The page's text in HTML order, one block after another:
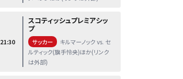
21:30
スコティッシュプレミアシッ
プ
サッカー
キルマーノック vs. セ
ルティック(旗手怜央)ほか(リンク
は外部)